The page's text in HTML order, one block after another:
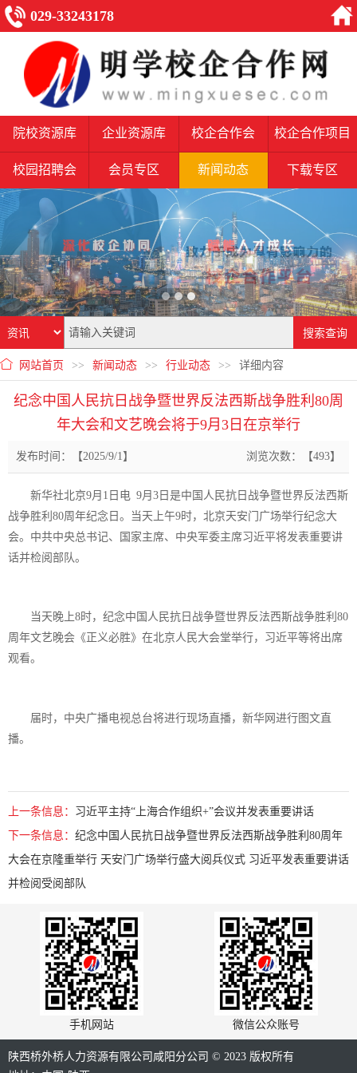
029-33243178
院校资源库 企业资源库 校企合作会 校企合作项目
校园招聘会 会员专区 新闻动态 下载专区
网站首页 >> 新闻动态 >> 行业动态 >> 详细内容
纪念中国人民抗日战争暨世界反法西斯战争胜利80周
年大会和文艺晚会将于9月3日在京举行
发布时间：【2025/9/1】 浏览次数：【493】
新华社北京9月1日电 9月3日是中国人民抗日战争暨世界反法西斯
战争胜利80周年纪念日。当天上午9时，北京天安门广场举行纪念大
会。中共中央总书记、国家主席、中央军委主席习近平将发表重要讲
话并检阅部队。
当天晚上8时，纪念中国人民抗日战争暨世界反法西斯战争胜利80
周年文艺晚会《正义必胜》在北京人民大会堂举行，习近平等将出席
观看。
届时，中央广播电视总台将进行现场直播，新华网进行图文直
播。
上一条信息： 习近平主持“上海合作组织+”会议并发表重要讲话
下一条信息： 纪念中国人民抗日战争暨世界反法西斯战争胜利80周年
大会在京隆重举行 天安门广场举行盛大阅兵仪式 习近平发表重要讲话
并检阅受阅部队
手机网站 微信公众账号
陕西桥外桥人力资源有限公司咸阳分公司 © 2023 版权所有